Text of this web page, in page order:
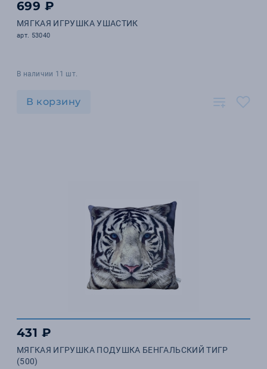
699 ₽
МЯГКАЯ ИГРУШКА УШАСТИК
арт. 53040
В наличии 11 шт.
В корзину
431 ₽
МЯГКАЯ ИГРУШКА ПОДУШКА БЕНГАЛЬСКИЙ ТИГР
(500)